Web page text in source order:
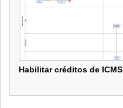
Habilitar créditos de ICMS